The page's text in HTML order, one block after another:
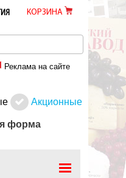
КОРЗИНА
Реклама на сайте
Акционные
форма